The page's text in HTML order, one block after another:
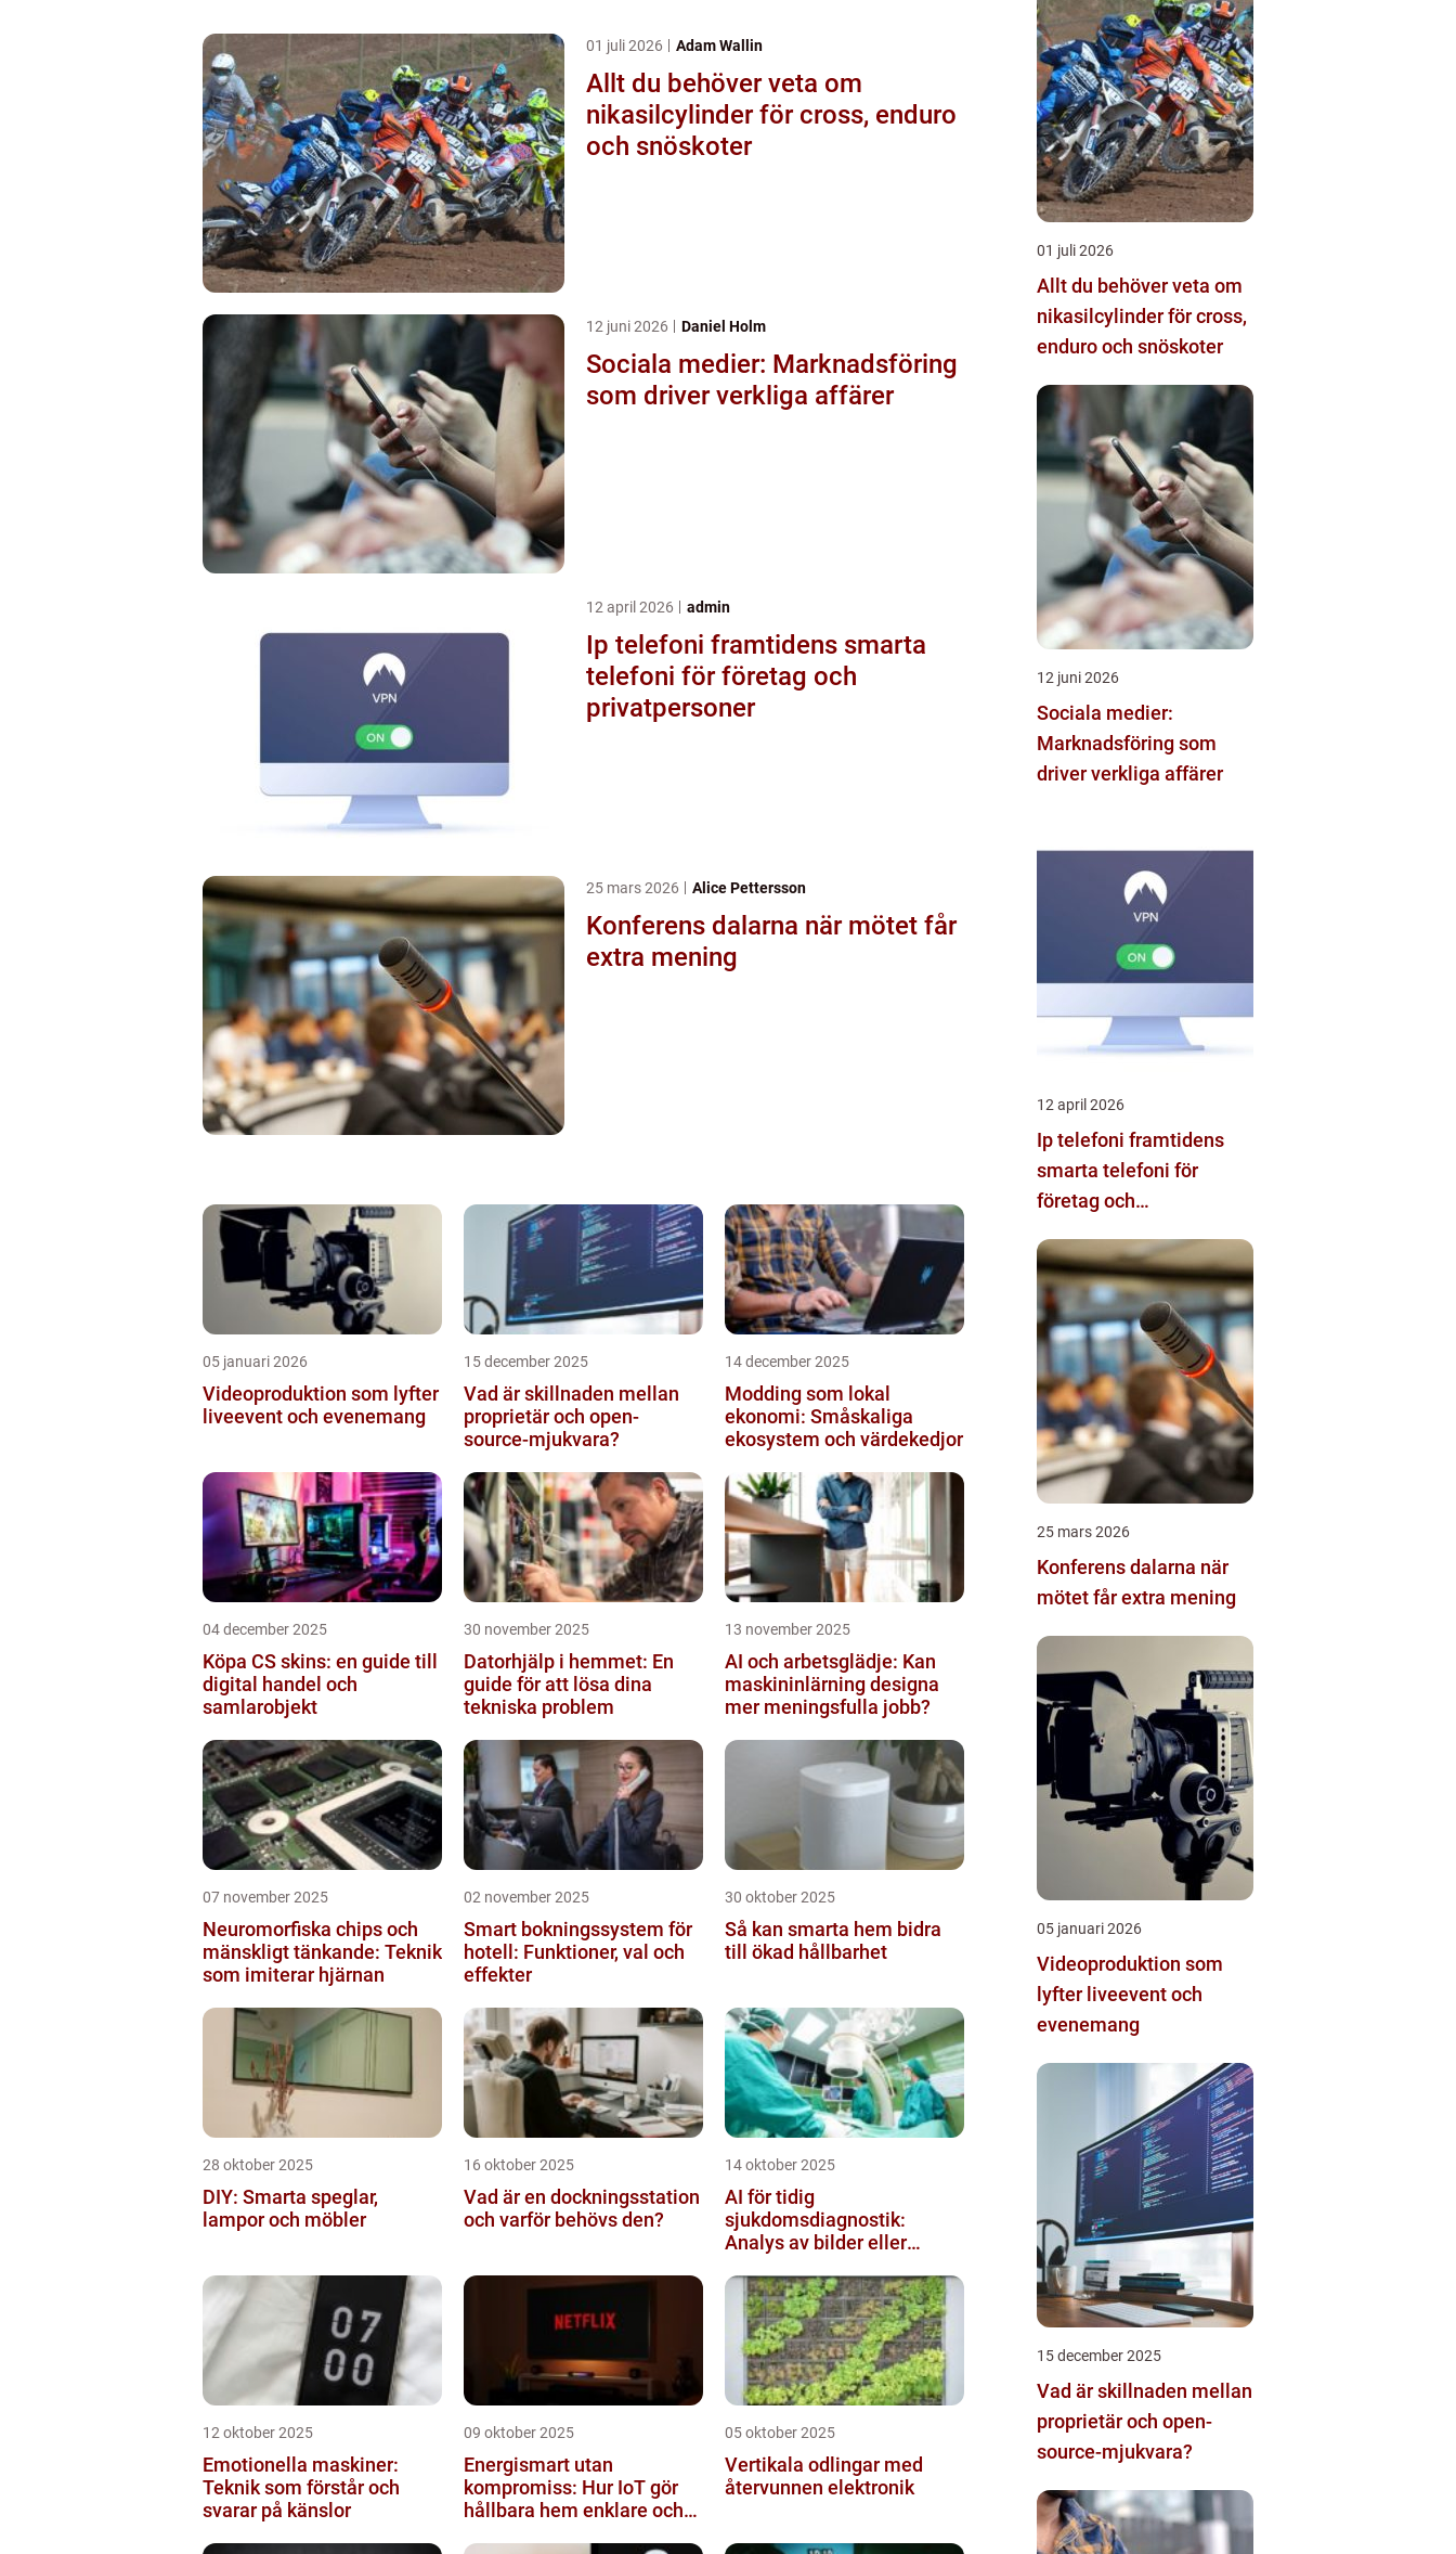
01 juli 2026 Adam Wallin
Allt du behöver veta om
nikasilcylinder för cross, enduro
och snöskoter
12 juni 2026 Daniel Holm
Sociala medier: Marknadsföring
som driver verkliga affärer
12 april 2026 admin
Ip telefoni framtidens smarta
telefoni för företag och
privatpersoner
25 mars 2026 Alice Pettersson
Konferens dalarna när mötet får
extra mening
05 januari 2026
Videoproduktion som lyfter
liveevent och evenemang
15 december 2025
Vad är skillnaden mellan
proprietär och open-
source-mjukvara?
14 december 2025
Modding som lokal
ekonomi: Småskaliga
ekosystem och värdekedjor
04 december 2025
Köpa CS skins: en guide till
digital handel och
samlarobjekt
30 november 2025
Datorhjälp i hemmet: En
guide för att lösa dina
tekniska problem
13 november 2025
AI och arbetsglädje: Kan
maskininlärning designa
mer meningsfulla jobb?
07 november 2025
Neuromorfiska chips och
mänskligt tänkande: Teknik
som imiterar hjärnan
02 november 2025
Smart bokningssystem för
hotell: Funktioner, val och
effekter
30 oktober 2025
Så kan smarta hem bidra
till ökad hållbarhet
28 oktober 2025
DIY: Smarta speglar,
lampor och möbler
16 oktober 2025
Vad är en dockningsstation
och varför behövs den?
14 oktober 2025
AI för tidig
sjukdomsdiagnostik:
Analys av bilder eller
12 oktober 2025
Emotionella maskiner:
Teknik som förstår och
svarar på känslor
09 oktober 2025
Energismart utan
kompromiss: Hur IoT gör
hållbara hem enklare och
05 oktober 2025
Vertikala odlingar med
återvunnen elektronik
01 juli 2026
Allt du behöver veta om
nikasilcylinder för cross,
enduro och snöskoter
12 juni 2026
Sociala medier:
Marknadsföring som
driver verkliga affärer
12 april 2026
Ip telefoni framtidens
smarta telefoni för
företag och
25 mars 2026
Konferens dalarna när
mötet får extra mening
05 januari 2026
Videoproduktion som
lyfter liveevent och
evenemang
15 december 2025
Vad är skillnaden mellan
proprietär och open-
source-mjukvara?